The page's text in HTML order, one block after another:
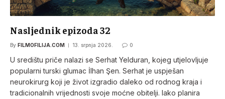
Nasljednik epizoda 32
By FILMOFILIJA.COM 13. srpnja 2026. 0
U središtu priče nalazi se Serhat Yelduran, kojeg utjelovljuje
popularni turski glumac İlhan Şen. Serhat je uspješan
neurokirurg koji je život izgradio daleko od rodnog kraja i
tradicionalnih vrijednosti svoje moćne obitelji. Iako planira